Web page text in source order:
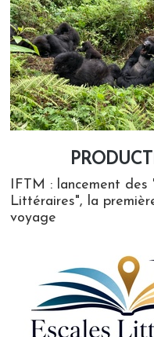
IFTM : lancement des
Littéraires", la
voyage